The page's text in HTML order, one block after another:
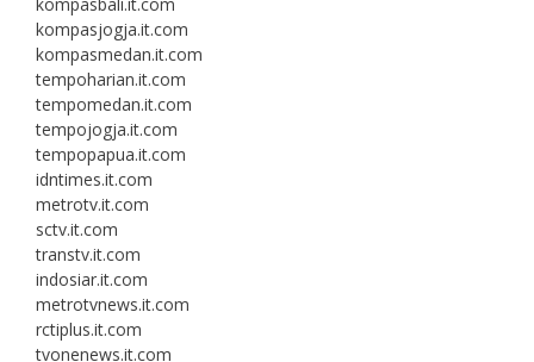
kompasjogja.it.com
kompasmedan.it.com
tempoharian.it.com
tempomedan.it.com
tempojogja.it.com
tempopapua.it.com
idntimes.it.com
metrotv.it.com
sctv.it.com
transtv.it.com
indosiar.it.com
metrotvnews.it.com
rctiplus.it.com
tvonenews.it.com